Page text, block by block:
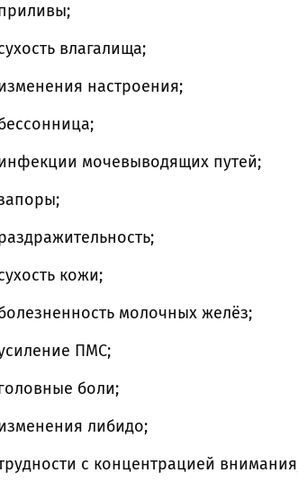
влагалища;
настроения;
мочевыводящих путей;
кожи;
молочных желёз;
ПМС;
боли;
либидо;
с концентрацией